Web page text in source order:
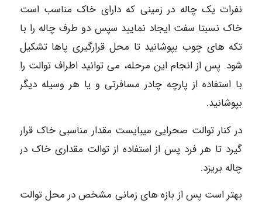
نفرات یک چاله در زمینی که دارای خاک مناسب است
خاک نسبتا سفت ایجاد نمایید سپس دو طرف چاله را با
تکه های چوب بپوشانید تا محل قرارگیری پاها تشکیل
شود. پس از انجام این مرحله، می توانید اطراف توالت را
با استفاده از پارچه چادر مسافرتی و یا هر وسیله دیگر
بپوشانید.
در کنار توالت صحرایی میبایست مقدار مناسبی خاک قرار
گیرد تا هر فرد پس از استفاده از توالت مقداری خاک در
چاله بریزد.
بهتر است پس از بازه های زمانی مشخص در محل توالت